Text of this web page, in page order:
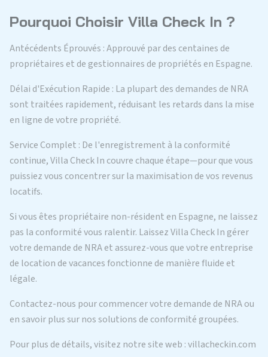
Pourquoi Choisir Villa Check In ?
Antécédents Éprouvés : Approuvé par des centaines de
propriétaires et de gestionnaires de propriétés en Espagne.
Délai d'Exécution Rapide : La plupart des demandes de NRA
sont traitées rapidement, réduisant les retards dans la mise
en ligne de votre propriété.
Service Complet : De l'enregistrement à la conformité
continue, Villa Check In couvre chaque étape—pour que vous
puissiez vous concentrer sur la maximisation de vos revenus
locatifs.
Si vous êtes propriétaire non-résident en Espagne, ne laissez
pas la conformité vous ralentir. Laissez Villa Check In gérer
votre demande de NRA et assurez-vous que votre entreprise
de location de vacances fonctionne de manière fluide et
légale.
Contactez-nous pour commencer votre demande de NRA ou
en savoir plus sur nos solutions de conformité groupées.
Pour plus de détails, visitez notre site web : villacheckin.com